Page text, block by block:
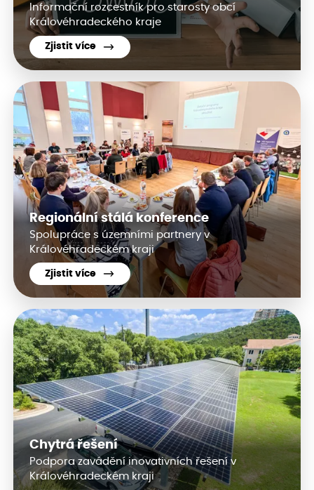
Informační rozcestník pro starosty obcí
Královéhradeckého kraje
Zjistit více
Regionální stálá konference
Spolupráce s územními partnery v
Královéhradeckém kraji
Zjistit více
Chytrá řešení
Podpora zavádění inovativních řešení v
Královéhradeckém kraji